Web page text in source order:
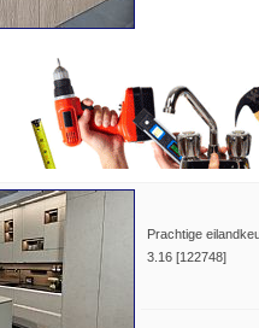
Prachtige
3.16 [122748]